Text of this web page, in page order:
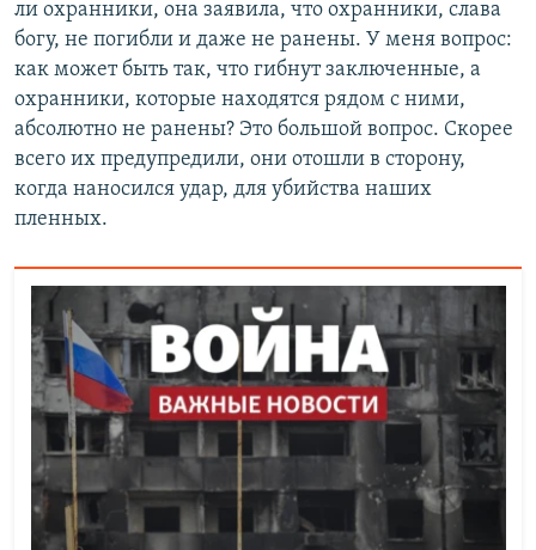
ли охранники, она заявила, что охранники, слава
богу, не погибли и даже не ранены. У меня вопрос:
как может быть так, что гибнут заключенные, а
охранники, которые находятся рядом с ними,
абсолютно не ранены? Это большой вопрос. Скорее
всего их предупредили, они отошли в сторону,
когда наносился удар, для убийства наших
пленных.